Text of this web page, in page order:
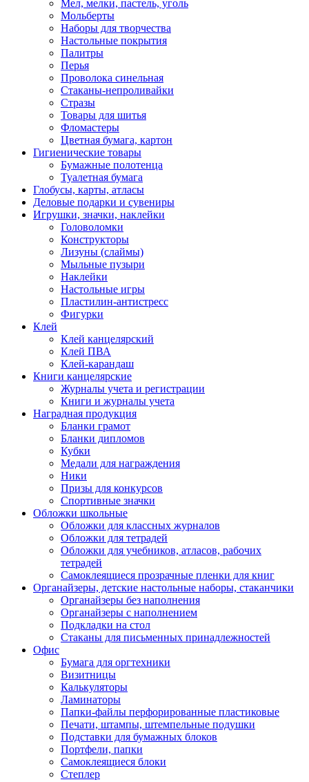
Мел, мелки, пастель, уголь
Мольберты
Наборы для творчества
Настольные покрытия
Палитры
Перья
Проволока синельная
Стаканы-непроливайки
Стразы
Товары для шитья
Фломастеры
Цветная бумага, картон
Гигиенические товары
Бумажные полотенца
Туалетная бумага
Глобусы, карты, атласы
Деловые подарки и сувениры
Игрушки, значки, наклейки
Головоломки
Конструкторы
Лизуны (слаймы)
Мыльные пузыри
Наклейки
Настольные игры
Пластилин-антистресс
Фигурки
Клей
Клей канцелярский
Клей ПВА
Клей-карандаш
Книги канцелярские
Журналы учета и регистрации
Книги и журналы учета
Наградная продукция
Бланки грамот
Бланки дипломов
Кубки
Медали для награждения
Ники
Призы для конкурсов
Спортивные значки
Обложки школьные
Обложки для классных журналов
Обложки для тетрадей
Обложки для учебников, атласов, рабочих
тетрадей
Самоклеящиеся прозрачные пленки для книг
Органайзеры, детские настольные наборы, стаканчики
Органайзеры без наполнения
Органайзеры с наполнением
Подкладки на стол
Стаканы для письменных принадлежностей
Офис
Бумага для оргтехники
Визитницы
Калькуляторы
Ламинаторы
Папки-файлы перфорированные пластиковые
Печати, штампы, штемпельные подушки
Подставки для бумажных блоков
Портфели, папки
Самоклеящиеся блоки
Степлер